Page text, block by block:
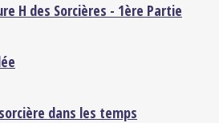
H des Sorcières - 1ère Partie
dans les temps